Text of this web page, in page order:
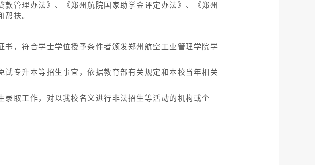
管理办法》、《郑州航院国家助学金评定办法》、《郑州
扶。
，符合学士学位授予条件者颁发郑州航空工业管理学院学
专升本等招生事宜，依据教育部有关规定和本校当年相关
取工作，对以我校名义进行非法招生等活动的机构或个